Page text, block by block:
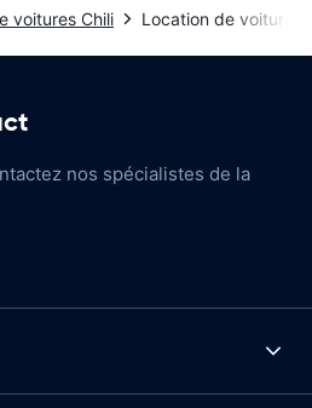
voitures Chili Location de voitures
nos spécialistes de la